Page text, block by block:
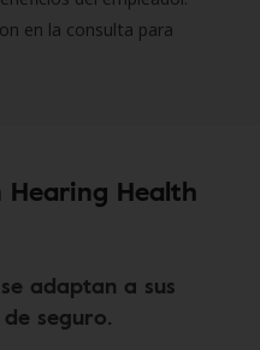
en la consulta para
Hearing Health
adaptan a sus
seguro.